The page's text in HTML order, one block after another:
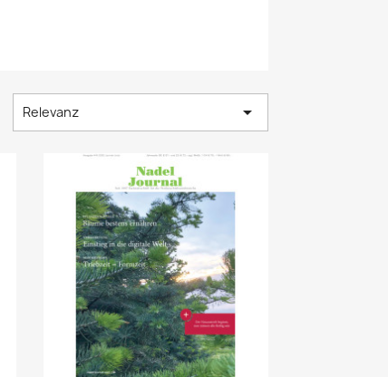
Relevanz 